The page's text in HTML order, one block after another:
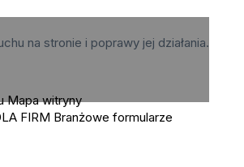
na stronie i poprawy jej działania.
Mapa witryny
FIRM Branżowe formularze